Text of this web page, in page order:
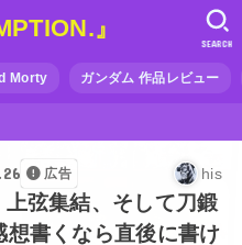
』
Morty ガンダム 作品レビュー
SEARCH
広告 his
弦集結、そして刀鍛
書くなら直後に書け